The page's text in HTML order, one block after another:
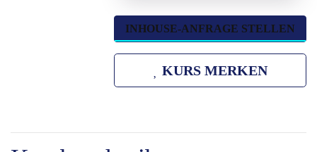
INHOUSE-ANFRAGE STELLEN
KURS MERKEN